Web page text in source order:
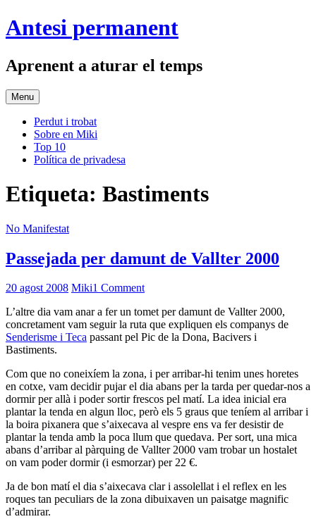
Skip
to
Antesi permanent
Aprenent a aturar el temps
Menu
Perdut i trobat
Sobre en Miki
Top 10
Política de privadesa
Etiqueta: Bastiments
No Manifestat
Passejada per damunt de Vallter 2000
20 agost 2008 Miki1 Comment
L’altre dia vam anar a fer un tomet per damunt de Vallter 2000,
concretament vam seguir la ruta que expliquen els companys de
Senderisme i Teca passant pel Pic de la Dona, Bacivers i
Bastiments.
Com que no coneixíem la zona, i per arribar-hi tenim unes horetes
en cotxe, vam decidir pujar el dia abans per la tarda per quedar-nos a
dormir per allà i poder sortir frescos pel matí. La idea inicial era
plantar la tenda en algun lloc, però els 5 graus que teníem al arribar i
la boira pixanera que s’aixecava al vespre ens va fer desistir de
plantar la tenda amb la poca llum que quedava. Per sort, una mica
abans d’arribar al pàrquing de Vallter 2000 vam trobar un hostalet
on vam poder dormir (i esmorzar) per 22 €.
Ja de bon matí el dia s’aixecava clar i assolellat i el reflex en les
roques tan peculiars de la zona dibuixaven un paisatge magnific
d’admirar.